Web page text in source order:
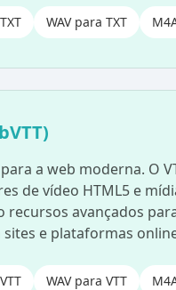
WAV para TXT
a web moderna. O
de vídeo HTML5 e
recursos avançados
sites e plataformas
WAV para VTT